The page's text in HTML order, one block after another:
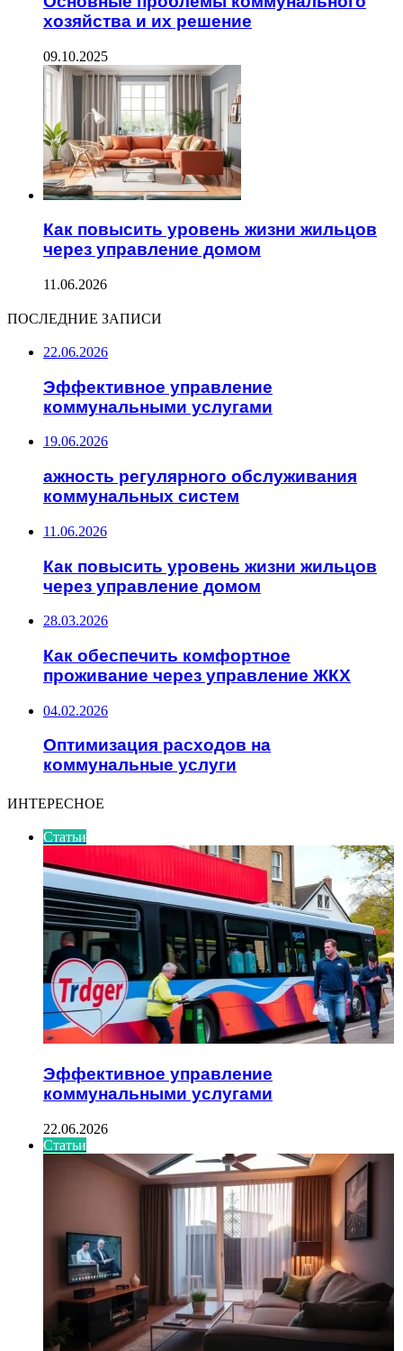
хозяйства и их решение
09.10.2025
Как повысить уровень жизни жильцов
через управление домом
11.06.2026
ПОСЛЕДНИЕ ЗАПИСИ
22.06.2026
Эффективное управление
коммунальными услугами
19.06.2026
ажность регулярного обслуживания
коммунальных систем
11.06.2026
Как повысить уровень жизни жильцов
через управление домом
28.03.2026
Как обеспечить комфортное
проживание через управление ЖКХ
04.02.2026
Оптимизация расходов на
коммунальные услуги
ИНТЕРЕСНОЕ
Статьи
Эффективное управление
коммунальными услугами
22.06.2026
Статьи